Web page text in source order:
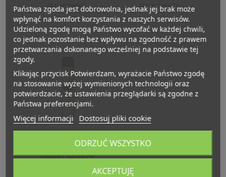
biznesowych
biznesowych
Uwell Caliburn
Państwa zgoda jest dobrowolna, jednak jej brak może
wpłynąć na komfort korzystania z naszych serwisów.
Udzieloną zgodę mogą Państwo wycofać w każdej chwili,
co jednak pozostanie bez wpływu na zgodność z prawem
przetwarzania dokonanego wcześniej na podstawie tej
zgody.
Klikając przycisk Potwierdzam, wyrażacie Państwo zgodę
na stosowanie wyżej wymienionych technologii oraz
potwierdzacie, że ustawienia przeglądarki są zgodne z
Państwa preferencjami.
Więcej informacji Dostosuj pliki cookie
ODRZUĆ WSZYSTKO
AKCEPTUJĘ